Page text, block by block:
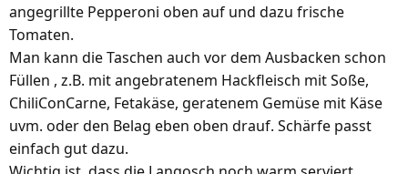
angegrillte Pepperoni oben auf und dazu frische
Tomaten.
Man kann die Taschen auch vor dem Ausbacken schon
Füllen , z.B. mit angebratenem Hackfleisch mit Soße,
ChiliConCarne, Fetakäse, geratenem Gemüse mit Käse
uvm. oder den Belag eben oben drauf. Schärfe passt
einfach gut dazu.